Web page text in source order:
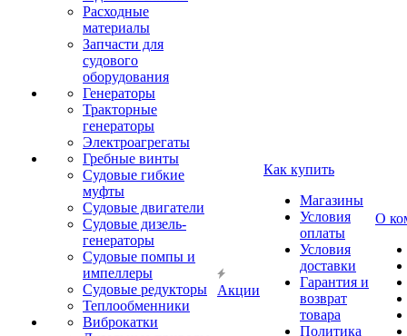
Расходные
материалы
Запчасти для
судового
оборудования
Генераторы
Тракторные
генераторы
Электроагрегаты
Гребные винты
Судовые гибкие
муфты
Судовые двигатели
Судовые дизель-
генераторы
Судовые помпы и
импеллеры
Судовые редукторы
Теплообменники
Виброкатки
Акции
Как купить
Магазины
Условия
оплаты
Условия
доставки
Гарантия и
возврат
товара
Политика
О